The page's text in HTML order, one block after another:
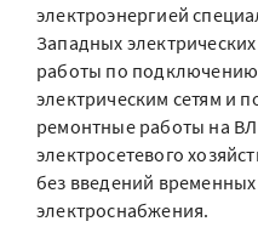
электроэнергией
Западных
работы по
электрическим сетям и
ремонтные работы на
электросетевого
без введений
электроснабжения.